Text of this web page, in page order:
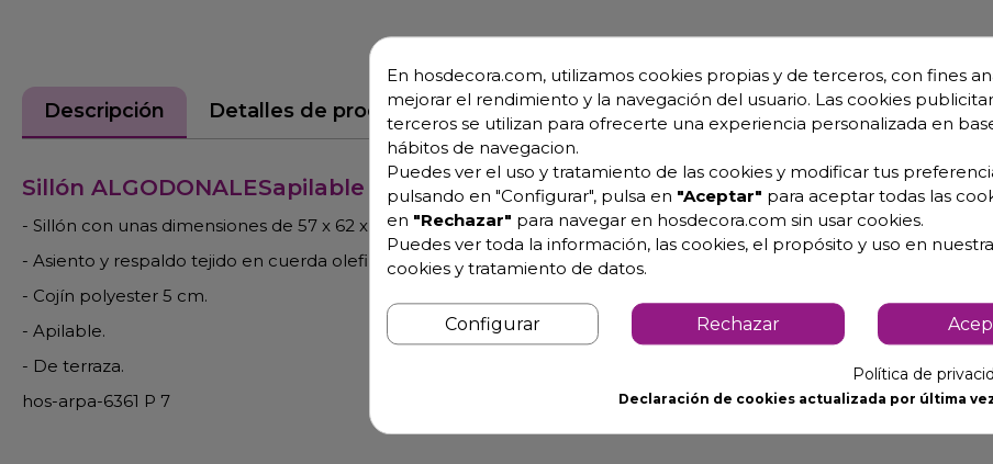
Descripción Detalles de producto
Sillón ALGODONALESapilable de aluminio
- Sillón con unas dimensiones de 57 x 62 x 81 cm, estructura de aluminio color gris.
- Asiento y respaldo tejido en cuerda olefin color gris.
- Cojín polyester 5 cm.
- Apilable.
- De terraza.
hos-arpa-6361 P 7
En hosdecora.com, utilizamos cookies propias y de terceros, con fines
mejorar el rendimiento y la navegación del usuario. Las cookies
terceros se utilizan para ofrecerte una experiencia personalizada en
hábitos de navegacion.
Puedes ver el uso y tratamiento de las cookies y modificar tus
pulsando en "Configurar", pulsa en "Aceptar" para aceptar todas las
en "Rechazar" para navegar en hosdecora.com sin usar cookies.
Puedes ver toda la información, las cookies, el propósito y uso en
cookies y tratamiento de datos.
Configurar Rechazar
Política de
Declaración de cookies actualizada por última